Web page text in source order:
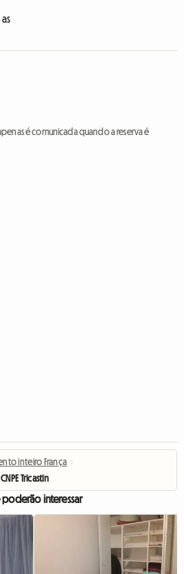
é comunicada quando a reserva é
inteiro França ›
Tricastin
interessar